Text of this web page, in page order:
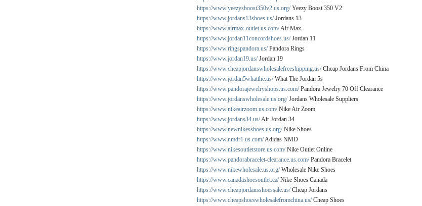
https://www.yeezysboost350v2.us.org/Yeezy Boost 350 V2
https://www.jordans13shoes.us/Jordans 13
https://www.airmax-outlet.us.com/Air Max
https://www.jordan11concordshoes.us/Jordan 11
https://www.ringspandora.us/Pandora Rings
https://www.jordan19.us/Jordan 19
https://www.cheapjordanswholesalefreeshipping.us/Cheap Jordans From China
https://www.jordan5whatthe.us/What The Jordan 5s
https://www.pandorajewelryshops.us.com/Pandora Jewelry 70 Off Clearance
https://www.jordanswholesale.us.org/Jordans Wholesale Suppliers
https://www.nikeairzoom.us.com/Nike Air Zoom
https://www.jordans34.us/Air Jordan 34
https://www.newnikesshoes.us.org/Nike Shoes
https://www.nmdr1.us.com/Adidas NMD
https://www.nikesoutletstore.us.com/Nike Outlet Online
https://www.pandorabracelet-clearance.us.com/Pandora Bracelet
https://www.nikewholesale.us.org/Wholesale Nike Shoes
https://www.canadashoesoutlet.ca/Nike Shoes Canada
https://www.cheapjordansshoessale.us/Cheap Jordans
https://www.cheapshoeswholesalefromchina.us/Cheap Shoes